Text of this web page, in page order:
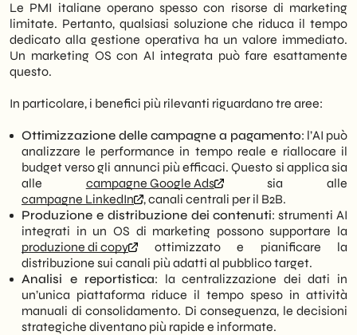
Le PMI italiane operano spesso con risorse di marketing
limitate. Pertanto, qualsiasi soluzione che riduca il tempo
dedicato alla gestione operativa ha un valore immediato.
Un marketing OS con AI integrata può fare esattamente
questo.
In particolare, i benefici più rilevanti riguardano tre aree:
Ottimizzazione delle campagne a pagamento: l’AI può
analizzare le performance in tempo reale e riallocare il
budget verso gli annunci più efficaci. Questo si applica sia
alle campagne Google Ads
sia alle
campagne LinkedIn
, canali centrali per il B2B.
Produzione e distribuzione dei contenuti: strumenti AI
integrati in un OS di marketing possono supportare la
produzione di copy
ottimizzato e pianificare la
distribuzione sui canali più adatti al pubblico target.
Analisi e reportistica: la centralizzazione dei dati in
un’unica piattaforma riduce il tempo speso in attività
manuali di consolidamento. Di conseguenza, le decisioni
strategiche diventano più rapide e informate.